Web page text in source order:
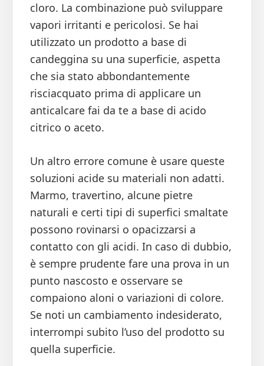
cloro. La combinazione può sviluppare
vapori irritanti e pericolosi. Se hai
utilizzato un prodotto a base di
candeggina su una superficie, aspetta
che sia stato abbondantemente
risciacquato prima di applicare un
anticalcare fai da te a base di acido
citrico o aceto.
Un altro errore comune è usare queste
soluzioni acide su materiali non adatti.
Marmo, travertino, alcune pietre
naturali e certi tipi di superfici smaltate
possono rovinarsi o opacizzarsi a
contatto con gli acidi. In caso di dubbio,
è sempre prudente fare una prova in un
punto nascosto e osservare se
compaiono aloni o variazioni di colore.
Se noti un cambiamento indesiderato,
interrompi subito l’uso del prodotto su
quella superficie.